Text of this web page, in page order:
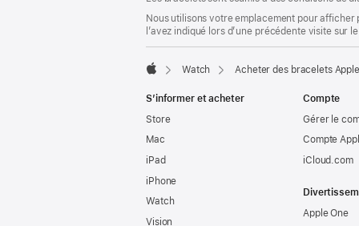
Nous utilisons votre emplacement pour
l’avez indiqué lors d’une précédente visite sur
Watch Acheter des bracelets
S’informer et acheter
Store
Mac
iPad
iPhone
Watch
Vision
Compte
Gérer le
Compte
iCloud.com
Apple One